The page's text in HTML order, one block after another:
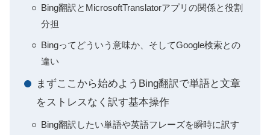
Bing翻訳とMicrosoftTranslatorアプリの関係と役割
分担
Bingってどういう意味か、そしてGoogle検索との
違い
まずここから始めようBing翻訳で単語と文章
をストレスなく訳す基本操作
Bing翻訳したい単語や英語フレーズを瞬時に訳す